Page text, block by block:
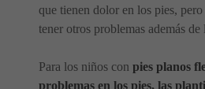
que tienen dolor en los pies,
tener otros problemas además de
Para los niños con pies planos
problemas en los pies, las